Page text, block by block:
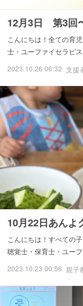
12月3日 第3回
こんにちは！全ての育
士・ユーファイセラピ
2023.10.26 06:32 支援
10月22日あんよ
こんにちは！すべての
聴覚士・保育士・ユー
2023.10.23 00:56 親子